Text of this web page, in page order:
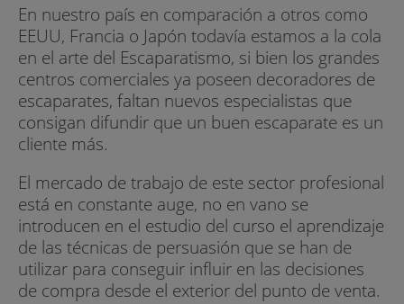
En nuestro país en comparación a otros como
EEUU, Francia o Japón todavía estamos a la cola
en el arte del Escaparatismo, si bien los grandes
centros comerciales ya poseen decoradores de
escaparates, faltan nuevos especialistas que
consigan difundir que un buen escaparate es un
cliente más.
El mercado de trabajo de este sector profesional
está en constante auge, no en vano se
introducen en el estudio del curso el aprendizaje
de las técnicas de persuasión que se han de
utilizar para conseguir influir en las decisiones
de compra desde el exterior del punto de venta.